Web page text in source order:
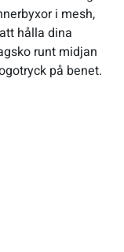
i mesh,
hålla dina
runt midjan
på benet.